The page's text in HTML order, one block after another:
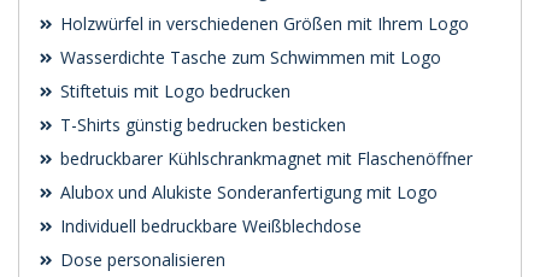
Holzwürfel in verschiedenen Größen mit Ihrem Logo
Wasserdichte Tasche zum Schwimmen mit Logo
Stiftetuis mit Logo bedrucken
T-Shirts günstig bedrucken besticken
bedruckbarer Kühlschrankmagnet mit Flaschenöffner
Alubox und Alukiste Sonderanfertigung mit Logo
Individuell bedruckbare Weißblechdose
Dose personalisieren